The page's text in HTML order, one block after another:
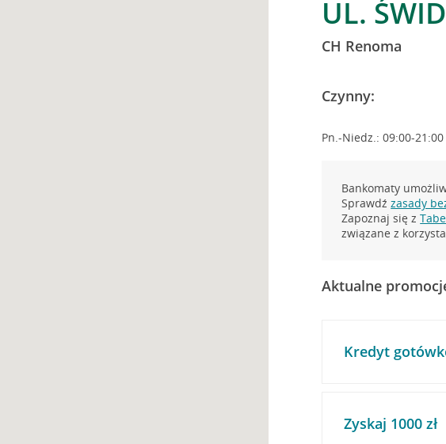
UL.
CH Renoma
Czynny:
Pn.-Niedz.: 09:00-21:00
Bankomaty
Sprawdźzasady
Zapoznaj się z
związane z
Aktualne
Kredyt
Zyskaj 1000 zł